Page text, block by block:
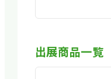
出展商品一覧